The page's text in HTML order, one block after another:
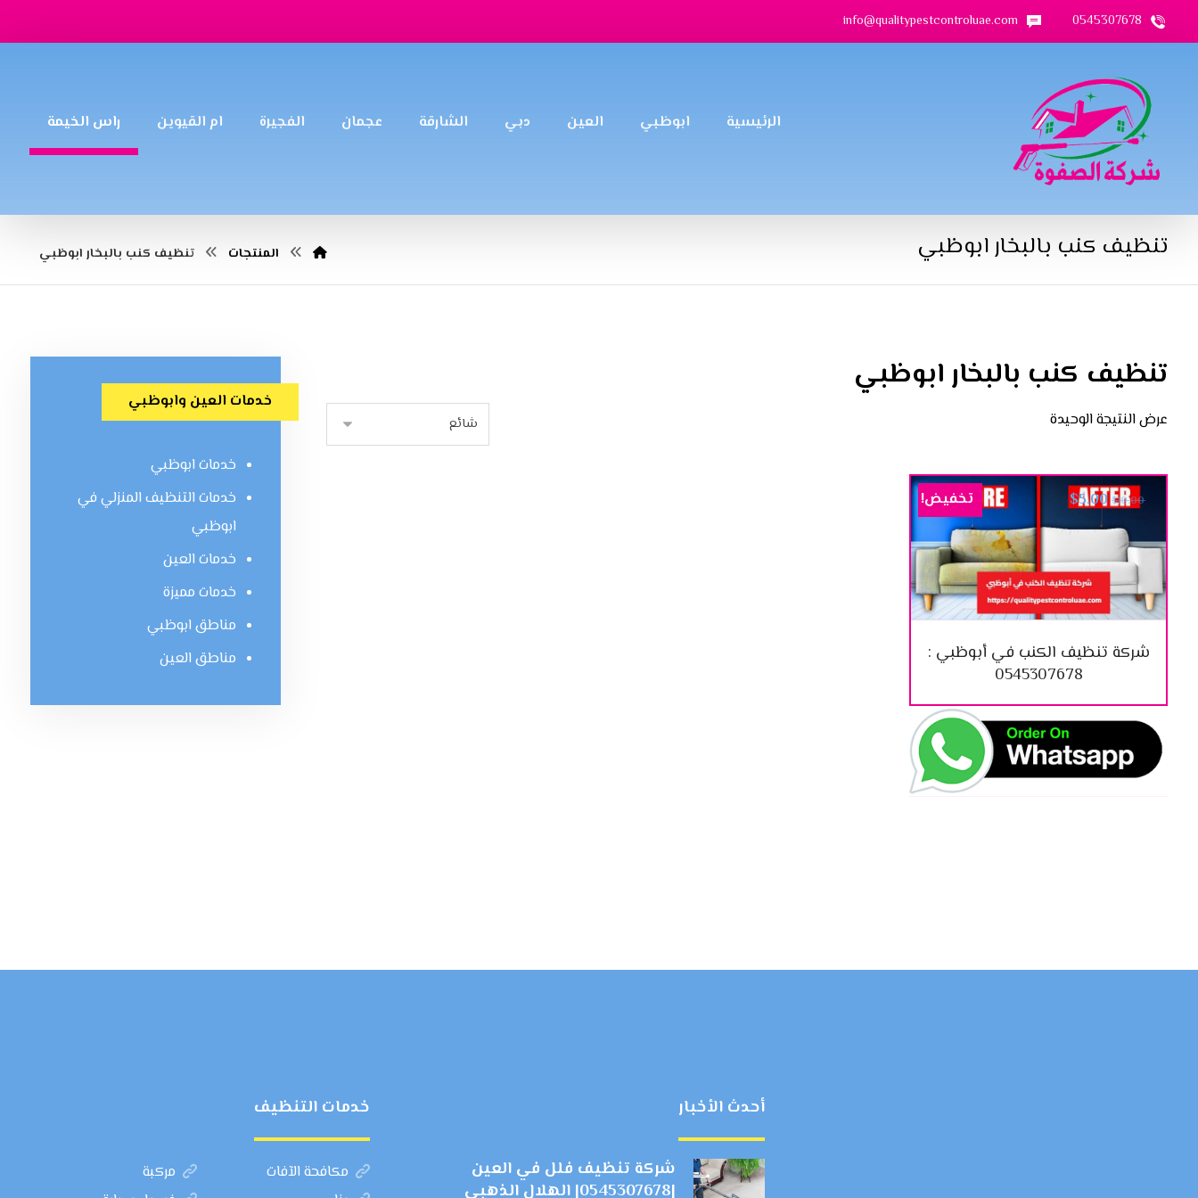
0545307678
info@qualitypestcontroluae.com
الرئيسية ابوظبي العين دبي الشارقة عجمان الفجيرة ام القيوين راس الخيمة
تنظيف كنب بالبخار ابوظبي المنتجات تنظيف كنب بالبخار ابوظبي
تنظيف كنب بالبخار ابوظبي
عرض النتيجة الوحيدة
شركة تنظيف الكنب في أبوظبي :
0545307678
$10.00
$5.00 تخفيض!
خدمات العين وابوظبي
خدمات ابوظبي
خدمات التنظيف المنزلي في
ابوظبي
خدمات العين
خدمات مميزة
مناطق ابوظبي
مناطق العين
أحدث الأخبار
شركة تنظيف فلل في العين
|0545307678| الهلال الذهبي
خدمات التنظيف
مكافحة الآفات
مركبة